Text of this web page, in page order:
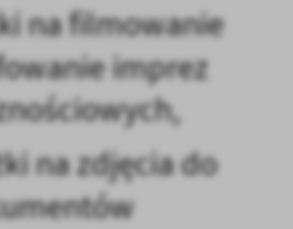
na filmowanie
imprez
na zdjęcia do